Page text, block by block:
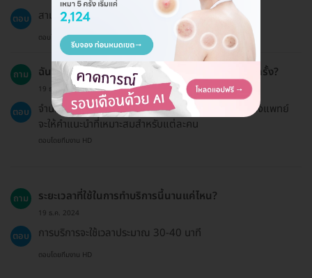
ตอบ สามารถขอเงินคืนได้ตามนโยบายการคืนเงินที่ระบุไว้
ตอบโดยทีมงาน HD
ถาม ฉันจะต้องเข้ามาตรวจติดตามหลังจากการรับบริการกี่ครั้ง?
19 ธ.ค. 2024
ตอบ
จำนวนการติดตามขึ้นอยู่กับสภาพผิวของแต่ละบุคคล ซึ่งแพทย์
จะให้คำแนะนำที่เหมาะสมสำหรับแต่ละคน
ตอบโดยทีมงาน HD
ถาม ระยะเวลาที่ใช้ในการทำบริการนี้นานแค่ไหน?
19 ธ.ค. 2024
ตอบ การบริการจะใช้เวลาประมาณ 30-40 นาที
ตอบโดยทีมงาน HD